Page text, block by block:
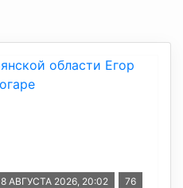
8 АВГУСТА 2026, 20:02 76